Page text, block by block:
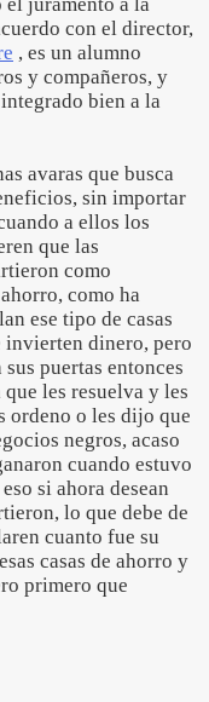
con el director,
, es un alumno
y compañeros, y
bien a la
avaras que busca
sin importar
a ellos los
que las
como
como ha
ese tipo de casas
invierten dinero, pero
puertas entonces
les resuelva y les
ordeno o les dijo que
negros, acaso
cuando estuvo
si ahora desean
lo que debe de
cuanto fue su
casas de ahorro y
primero que